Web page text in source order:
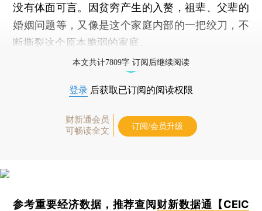
没有体面可言。因贫穷产生的入赘，祖辈、父辈的
婚姻问题等，又像是这个家庭内部的一把绞刀，不
断撕裂这个原本脆弱的家庭。
本文共计7809字 订阅后继续阅读
登录 后获取已订阅的阅读权限
财新通会员
可畅读全文
订阅/会员升级
参考重要经济数据，推荐查阅 财新数据通【CEIC